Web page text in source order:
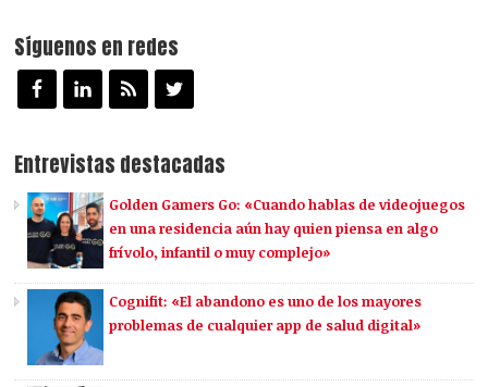
Síguenos en redes
Entrevistas destacadas
Golden Gamers Go: «Cuando hablas de videojuegos
en una residencia aún hay quien piensa en algo
frívolo, infantil o muy complejo»
Cognifit: «El abandono es uno de los mayores
problemas de cualquier app de salud digital»